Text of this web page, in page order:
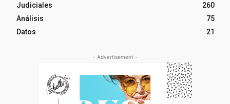
Judiciales
260
Análisis
75
Datos
21
- Advertisement -